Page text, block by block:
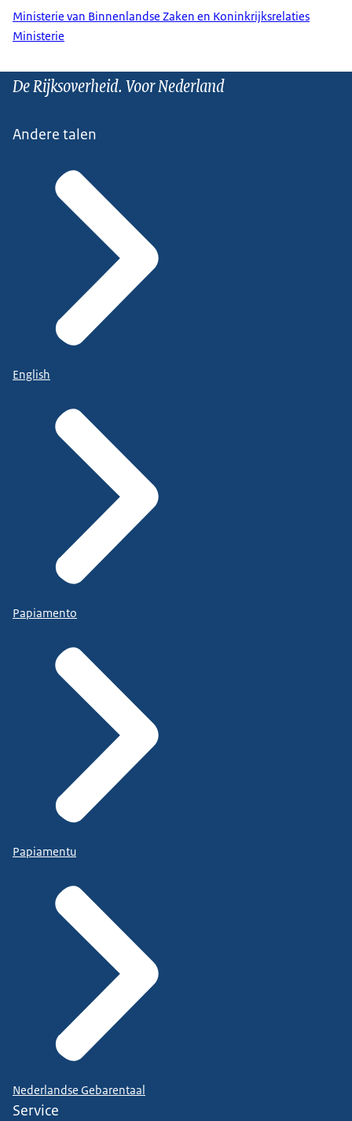
Ministerie van Binnenlandse Zaken en Koninkrijksrelaties
Ministerie
De Rijksoverheid. Voor Nederland
Andere talen
English
Papiamento
Papiamentu
Nederlandse Gebarentaal
Service